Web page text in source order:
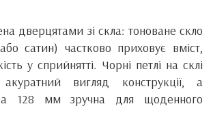
дверцятами зі скла: тоноване скло
сатин) частково приховує вміст,
у сприйнятті. Чорні петлі на склі
вигляд конструкції, а
128 мм зручна для щоденного